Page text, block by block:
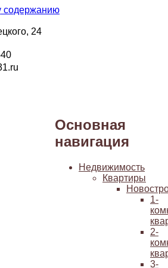
содержанию
24
Основная
навигация
Недвижимость
Квартиры
1-
2-
3-